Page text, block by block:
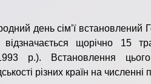
день сім’ї
відзначається щорічно 15
р.). Встановлення
різних країн на численні